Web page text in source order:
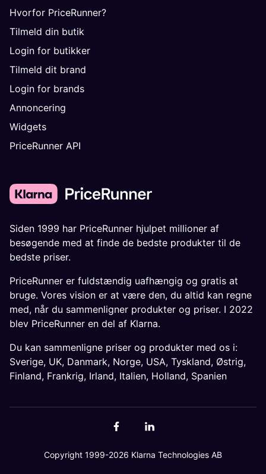
Hvorfor PriceRunner?
Tilmeld din butik
Login for butikker
Tilmeld dit brand
Login for brands
Annoncering
Widgets
PriceRunner API
Siden 1999 har PriceRunner hjulpet millioner af
besøgende med at finde de bedste produkter til de
bedste priser.
PriceRunner er fuldstændig uafhængig og gratis at
bruge. Vores vision er at være den, du altid kan regne
med, når du sammenligner produkter og priser. I 2022
blev PriceRunner en del af Klarna.
Du kan sammenligne priser og produkter med os i:
Sverige, UK, Danmark, Norge, USA, Tyskland, Østrig,
Finland, Frankrig, Irland, Italien, Holland, Spanien
Copyright 1999-2026 Klarna Technologies AB